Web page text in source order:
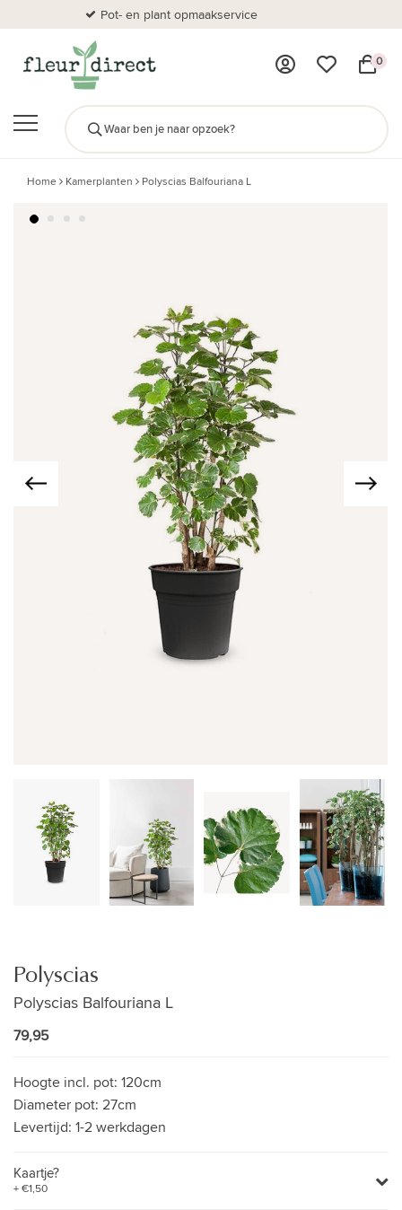
Pot- en plant opmaakservice
0
Home Kamerplanten Polyscias Balfouriana L
Polyscias
Polyscias Balfouriana L
79,95
Hoogte incl. pot: 120cm
Diameter pot: 27cm
Levertijd: 1-2 werkdagen
Kaartje?
+ €1,50